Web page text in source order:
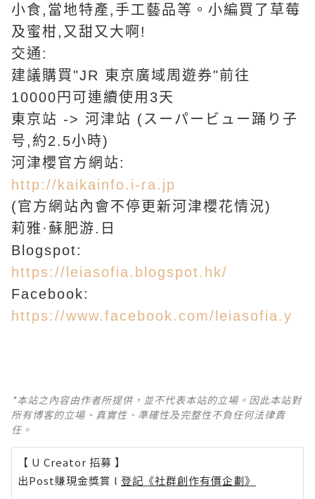
小食,當地特產,手工藝品等。小編買了草莓
及蜜柑,又甜又大啊!
交通:
建議購買"JR 東京廣域周遊券"前往
10000円可連續使用3天
東京站 -> 河津站 (スーパービュー踊り子
号,約2.5小時)
河津櫻官方網站:
http://kaikainfo.i-ra.jp
(官方網站內會不停更新河津櫻花情況)
莉雅·蘇肥游.日
Blogspot:
https://leiasofia.blogspot.hk/
Facebook:
https://www.facebook.com/leiasofia.y
*本站之內容由作者所提供，並不代表本站的立場。因此本站對
所有博客的立場、真實性、準確性及完整性不負任何法律責
任。
【 U Creator 招募 】
出Post賺現金獎賞 l 登記《社群創作有價企劃》